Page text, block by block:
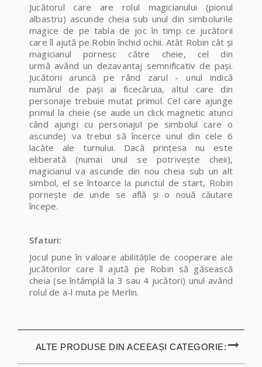
Jucătorul care are rolul magicianului (pionul
albastru) ascunde cheia sub unul din simbolurile
magice de pe tabla de joc în timp ce jucătorii
care îl ajută pe Robin închid ochii. Atât Robin cât și
magicianul pornesc către cheie, cel din
urmă având un dezavantaj semnificativ de pași.
Jucătorii aruncă pe rând zarul - unul indică
numărul de pași ai ficecăruia, altul care din
personaje trebuie mutat primul. Cel care ajunge
primul la cheie (se aude un click magnetic atunci
când ajungi cu personajul pe simbolul care o
ascunde) va trebui să încerce unul din cele 6
lacăte ale turnului. Dacă prințesa nu este
eliberată (numai unul se potrivește cheii),
magicianul va ascunde din nou cheia sub un alt
simbol, el se întoarce la punctul de start, Robin
pornește de unde se află și o nouă căutare
începe.
Sfaturi:
Jocul pune în valoare abilitățile de cooperare ale
jucătorilor care îl ajută pe Robin să găsească
cheia (se întâmplă la 3 sau 4 jucători) unul având
rolul de a-l muta pe Merlin.
ALTE PRODUSE DIN ACEEAȘI CATEGORIE: